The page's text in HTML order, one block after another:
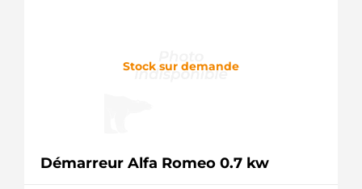
Stock sur demande
Démarreur Alfa Romeo 0.7 kw